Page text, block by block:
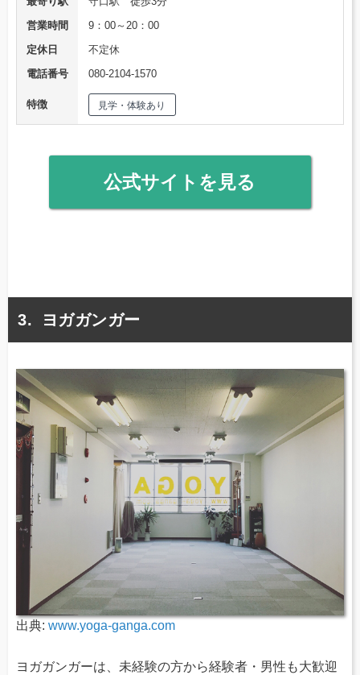
営業時間
9：00～20：00
定休日
不定休
電話番号
080-2104-1570
特徴 見学・体験あり
公式サイトを見る
ヨガガンガー
出典: www.yoga-ganga.com
ヨガガンガーは、未経験の方から経験者・男性も大歓迎